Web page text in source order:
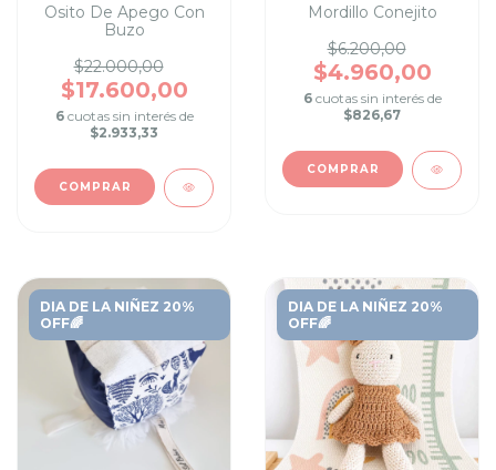
Osito De Apego Con
Buzo
$22.000,00
$17.600,00
6 cuotas sin interés de
$2.933,33
COMPRAR
Mordillo Conejito
$6.200,00
$4.960,00
6 cuotas sin interés de
$826,67
COMPRAR
DIA DE LA NIÑEZ 20%
OFF🌈
DIA DE LA NIÑEZ 20%
OFF🌈